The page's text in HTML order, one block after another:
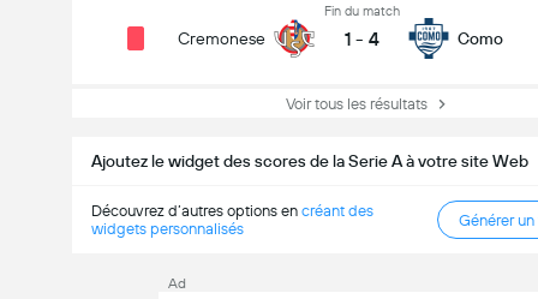
Cremonese
Fin du match
1 - 4 Como
Voir tous les résultats
Ajoutez le widget des scores de la Serie A à votre site Web
Découvrez d’autres options en créant des
widgets personnalisés
Générer un
Ad